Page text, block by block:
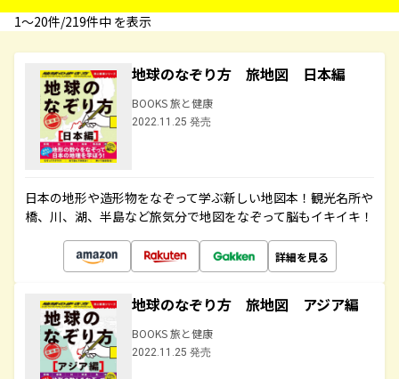
1〜20件/219件中 を表示
地球のなぞり方 旅地図 日本編
BOOKS 旅と健康
2022.11.25 発売
日本の地形や造形物をなぞって学ぶ新しい地図本！観光名所や
橋、川、湖、半島など旅気分で地図をなぞって脳もイキイキ！
詳細を見る
地球のなぞり方 旅地図 アジア編
BOOKS 旅と健康
2022.11.25 発売